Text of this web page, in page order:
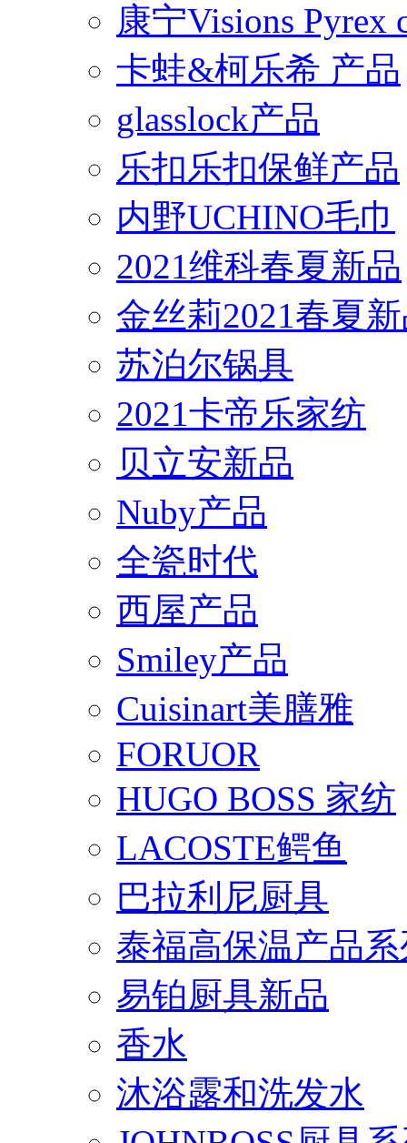
康宁Visions Pyrex
卡蛙&柯乐希 产品
glasslock产品
乐扣乐扣保鲜产品
内野UCHINO毛巾
2021维科春夏新品
金丝莉2021春夏
苏泊尔锅具
2021卡帝乐家纺
贝立安新品
Nuby产品
全瓷时代
西屋产品
Smiley产品
Cuisinart美膳雅
FORUOR
HUGO BOSS 家纺
LACOSTE鳄鱼
巴拉利尼厨具
泰福高保温产品
易铂厨具新品
香水
沐浴露和洗发水